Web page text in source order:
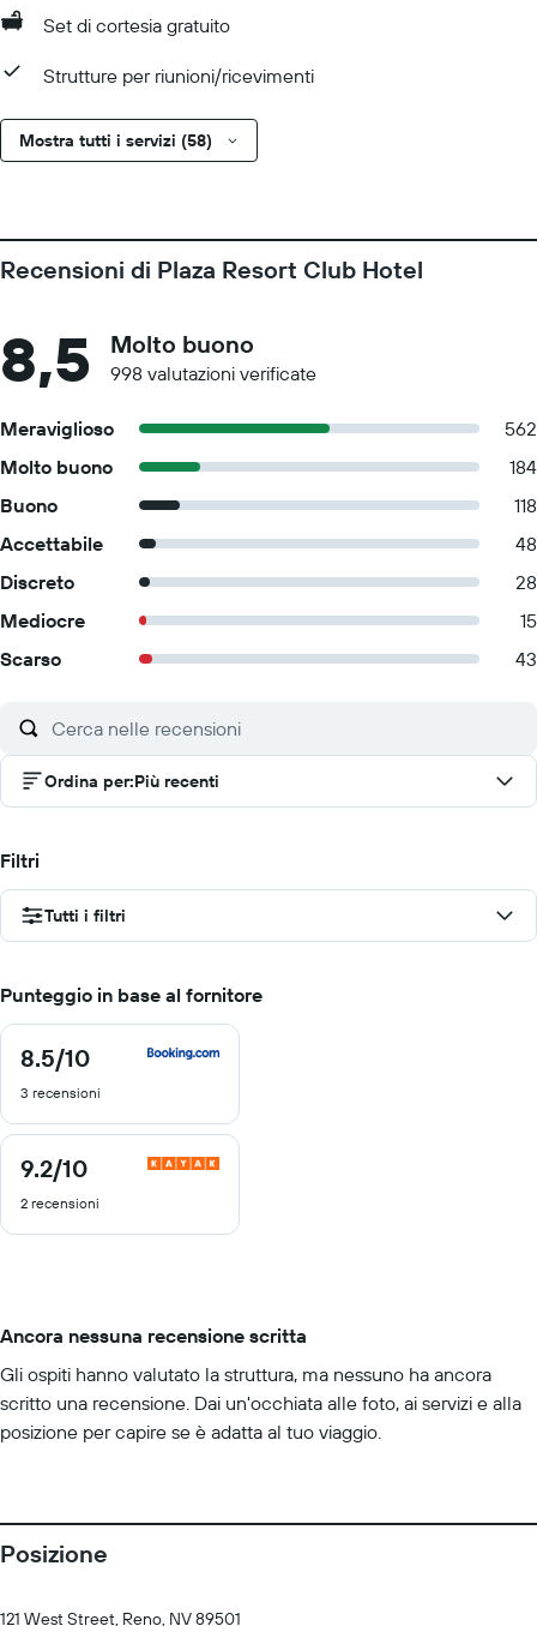
Set di cortesia gratuito
Strutture per riunioni/ricevimenti
Mostra tutti i servizi (58)
Recensioni di Plaza Resort Club Hotel
8,5 Molto buono
998 valutazioni verificate
Meraviglioso
562
Molto buono
184
Buono
118
Accettabile
48
Discreto
28
Mediocre
15
Scarso
43
Ordina per:Più recenti
Filtri
Tutti i filtri
Punteggio in base al fornitore
8.5/10
8.5
10
3 recensioni
9.2/10
9.2
10
2 recensioni
Ancora nessuna recensione scritta
Gli ospiti hanno valutato la struttura, ma nessuno ha ancora
scritto una recensione. Dai un'occhiata alle foto, ai servizi e alla
posizione per capire se è adatta al tuo viaggio.
Posizione
121 West Street, Reno, NV 89501